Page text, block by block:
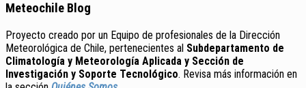
Meteochile Blog
Proyecto creado por un Equipo de profesionales de la Dirección
Meteorológica de Chile, pertenecientes al Subdepartamento de
Climatología y Meteorología Aplicada y Sección de
Investigación y Soporte Tecnológico. Revisa más información en